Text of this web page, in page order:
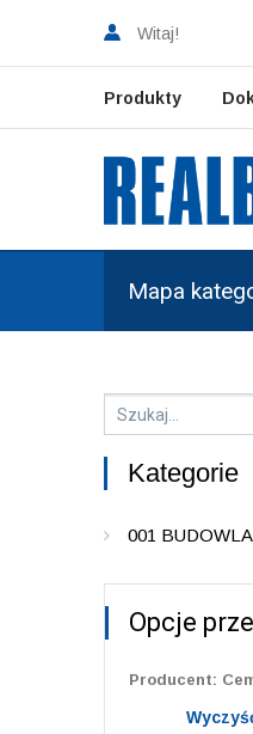
Witaj!
Produkty
Mapa
Kategorie
001
Opcje
Producent: